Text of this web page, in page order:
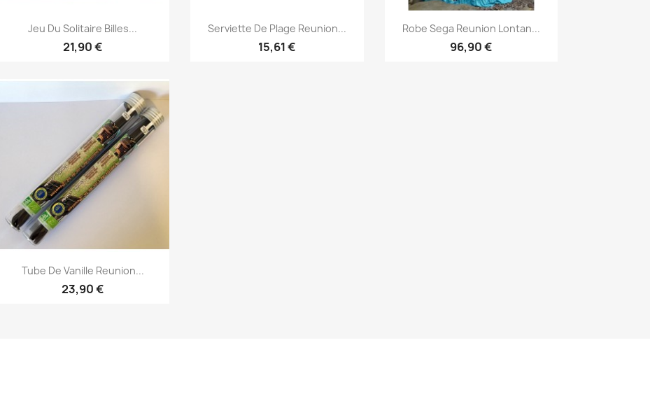
Aperçu rapide
Jeu Du Solitaire Billes...
21,90 €
Aperçu rapide
Serviette De Plage Reunion...
15,61 €
Aperçu rapide
Robe Sega Reunion Lontan...
96,90 €
Aperçu rapide
Tube De Vanille Reunion...
23,90 €